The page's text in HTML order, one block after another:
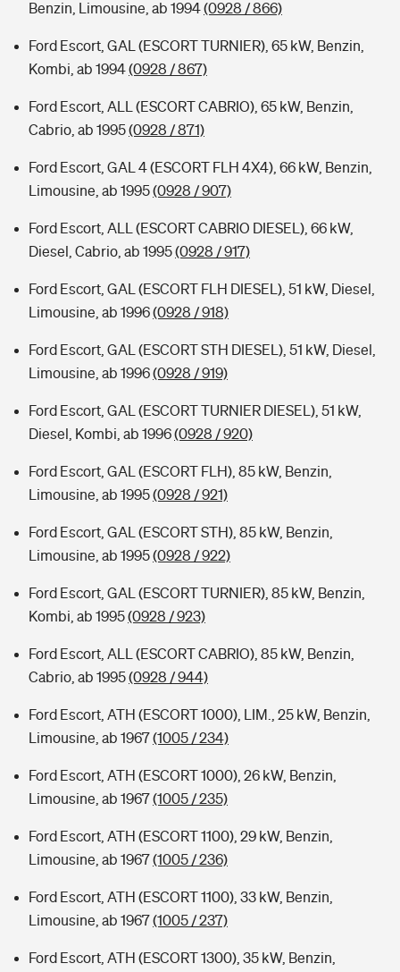
Benzin, Limousine, ab 1994(0928 / 866)
Ford Escort, GAL (ESCORT TURNIER), 65 kW, Benzin,
Kombi, ab 1994(0928 / 867)
Ford Escort, ALL (ESCORT CABRIO), 65 kW, Benzin,
Cabrio, ab 1995(0928 / 871)
Ford Escort, GAL 4 (ESCORT FLH 4X4), 66 kW, Benzin,
Limousine, ab 1995(0928 / 907)
Ford Escort, ALL (ESCORT CABRIO DIESEL), 66 kW,
Diesel, Cabrio, ab 1995(0928 / 917)
Ford Escort, GAL (ESCORT FLH DIESEL), 51 kW, Diesel,
Limousine, ab 1996(0928 / 918)
Ford Escort, GAL (ESCORT STH DIESEL), 51 kW, Diesel,
Limousine, ab 1996(0928 / 919)
Ford Escort, GAL (ESCORT TURNIER DIESEL), 51 kW,
Diesel, Kombi, ab 1996(0928 / 920)
Ford Escort, GAL (ESCORT FLH), 85 kW, Benzin,
Limousine, ab 1995(0928 / 921)
Ford Escort, GAL (ESCORT STH), 85 kW, Benzin,
Limousine, ab 1995(0928 / 922)
Ford Escort, GAL (ESCORT TURNIER), 85 kW, Benzin,
Kombi, ab 1995(0928 / 923)
Ford Escort, ALL (ESCORT CABRIO), 85 kW, Benzin,
Cabrio, ab 1995(0928 / 944)
Ford Escort, ATH (ESCORT 1000), LIM., 25 kW, Benzin,
Limousine, ab 1967(1005 / 234)
Ford Escort, ATH (ESCORT 1000), 26 kW, Benzin,
Limousine, ab 1967(1005 / 235)
Ford Escort, ATH (ESCORT 1100), 29 kW, Benzin,
Limousine, ab 1967(1005 / 236)
Ford Escort, ATH (ESCORT 1100), 33 kW, Benzin,
Limousine, ab 1967(1005 / 237)
Ford Escort, ATH (ESCORT 1300), 35 kW, Benzin,